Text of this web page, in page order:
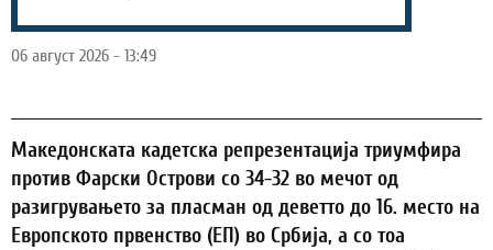
06 август 2026 - 13:49
Македонската кадетска репрезентација триумфира
против Фарски Острови со 34-32 во мечот од
разигрувањето за пласман од деветто до 16. место на
Европското првенство (ЕП) во Србија, а со тоа